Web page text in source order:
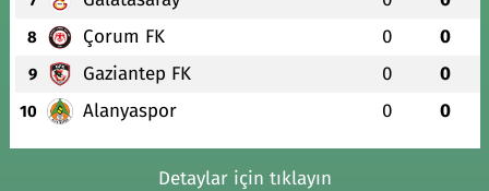
8 Çorum FK 0 0
9 Gaziantep FK 0 0
10 Alanyaspor 0 0
Detaylar için tıklayın